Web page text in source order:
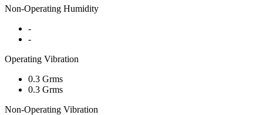
Non-Operating Humidity
-
-
Operating Vibration
0.3 Grms
0.3 Grms
Non-Operating Vibration